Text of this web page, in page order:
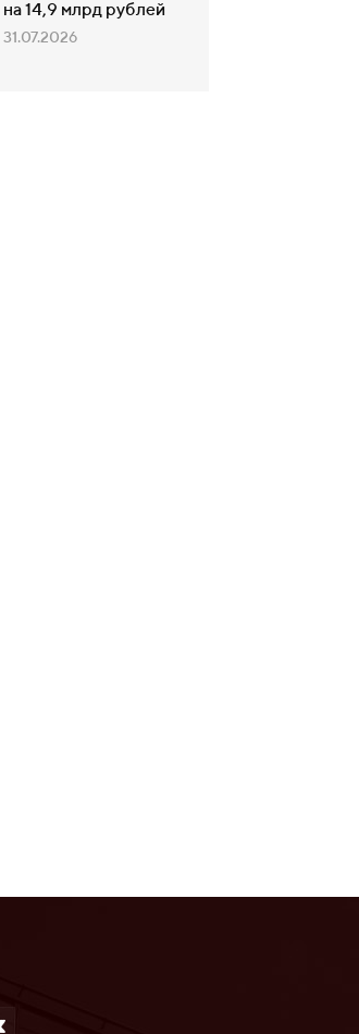
на 14,9 млрд рублей
31.07.2026